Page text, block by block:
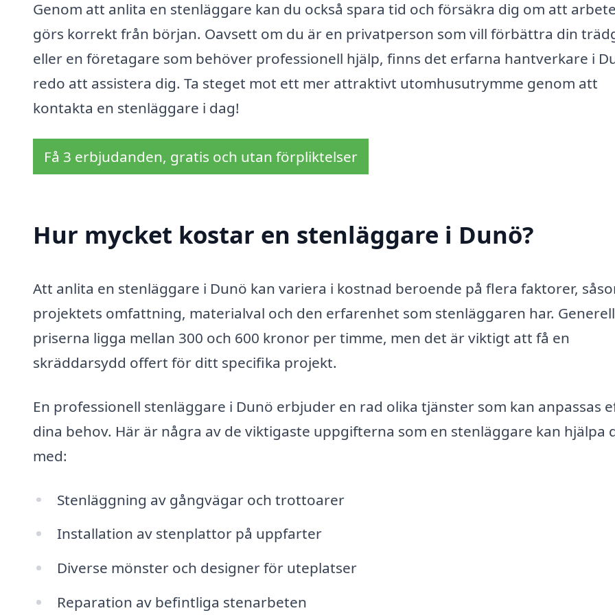
Genom att anlita en stenläggare kan du också spara tid och försäkra dig om att
görs korrekt från början. Oavsett om du är en privatperson som vill förbättra din
eller en företagare som behöver professionell hjälp, finns det erfarna hantverkare i
redo att assistera dig. Ta steget mot ett mer attraktivt utomhusutrymme genom att
kontakta en stenläggare i dag!
Få 3 erbjudanden, gratis och utan förpliktelser
Hur mycket kostar en stenläggare i Dunö?
Att anlita en stenläggare i Dunö kan variera i kostnad beroende på flera faktorer,
projektets omfattning, materialval och den erfarenhet som stenläggaren har.
priserna ligga mellan 300 och 600 kronor per timme, men det är viktigt att få en
skräddarsydd offert för ditt specifika projekt.
En professionell stenläggare i Dunö erbjuder en rad olika tjänster som kan anpassas
dina behov. Här är några av de viktigaste uppgifterna som en stenläggare kan hjälpa
med:
Stenläggning av gångvägar och trottoarer
Installation av stenplattor på uppfarter
Diverse mönster och designer för uteplatser
Reparation av befintliga stenarbeten